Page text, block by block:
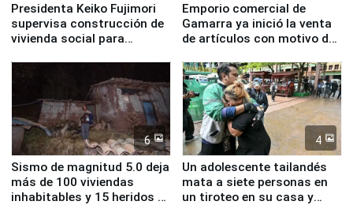
Presidenta Keiko Fujimori
supervisa construcción de
vivienda social para
Emporio comercial de
Gamarra ya inició la venta
de artículos con motivo de
6
Sismo de magnitud 5.0 deja
más de 100 viviendas
inhabitables y 15 heridos en
4
Un adolescente tailandés
mata a siete personas en
un tiroteo en su casa y